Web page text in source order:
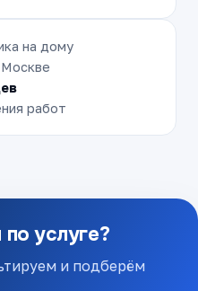
на дому
работ
услуге?
и подберём